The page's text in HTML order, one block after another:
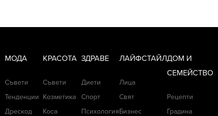
МОДА
Съвети
Тенденции
Дрескод
КРАСОТА
Съвети
Козметика
Коса
ЗДРАВЕ
Диети
Спорт
Психология
ЛАЙФСТАЙЛ
Лица
Свят
Бизнес
ДОМ И
СЕМЕЙСТВО
Рецепти
Градина